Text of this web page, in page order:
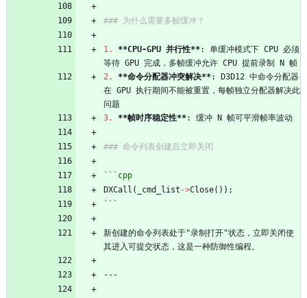
1. **CPU-GPU 并行性**: 单缓冲模式下 CPU 必须
2.
**命令分配器冲突解决**: D3D12 中命令分配器
在 GPU 执行期间不能被重置，每帧独立分配器解决此
3.
**帧时序稳定性**
``` cpp
DXCall ( _cmd_list ->Close( ) ) ;
```
新创建的命令列表处于"录制打开"状态，立即关闭使